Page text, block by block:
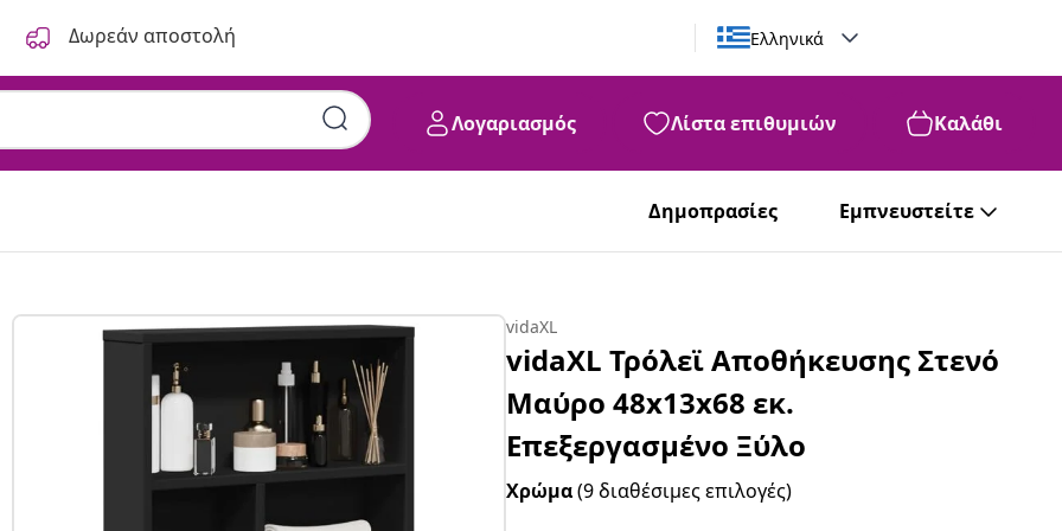
Δωρεάν αποστολή Ελληνικά
Λογαριασμός Λίστα επιθυμιών Καλάθι
Δημοπρασίες Εμπνευστείτε
εκ.
99
vidaXL
vidaXL Τρόλεϊ Αποθήκευσης Στενό
Μαύρο 48x13x68 εκ.
Επεξεργασμένο Ξύλο
Χρώμα(9 διαθέσιμες επιλογές)